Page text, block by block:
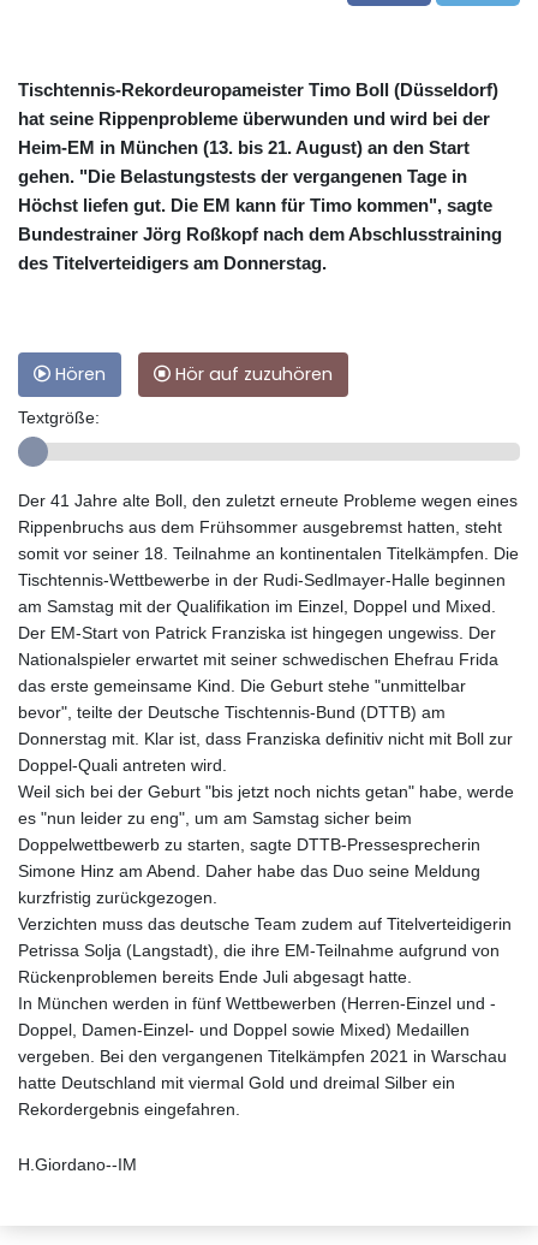
Tischtennis-Rekordeuropameister Timo Boll (Düsseldorf)
hat seine Rippenprobleme überwunden und wird bei der
Heim-EM in München (13. bis 21. August) an den Start
gehen. "Die Belastungstests der vergangenen Tage in
Höchst liefen gut. Die EM kann für Timo kommen", sagte
Bundestrainer Jörg Roßkopf nach dem Abschlusstraining
des Titelverteidigers am Donnerstag.
Hören Hör auf zuzuhören
Textgröße:
Der 41 Jahre alte Boll, den zuletzt erneute Probleme wegen eines
Rippenbruchs aus dem Frühsommer ausgebremst hatten, steht
somit vor seiner 18. Teilnahme an kontinentalen Titelkämpfen. Die
Tischtennis-Wettbewerbe in der Rudi-Sedlmayer-Halle beginnen
am Samstag mit der Qualifikation im Einzel, Doppel und Mixed.
Der EM-Start von Patrick Franziska ist hingegen ungewiss. Der
Nationalspieler erwartet mit seiner schwedischen Ehefrau Frida
das erste gemeinsame Kind. Die Geburt stehe "unmittelbar
bevor", teilte der Deutsche Tischtennis-Bund (DTTB) am
Donnerstag mit. Klar ist, dass Franziska definitiv nicht mit Boll zur
Doppel-Quali antreten wird.
Weil sich bei der Geburt "bis jetzt noch nichts getan" habe, werde
es "nun leider zu eng", um am Samstag sicher beim
Doppelwettbewerb zu starten, sagte DTTB-Pressesprecherin
Simone Hinz am Abend. Daher habe das Duo seine Meldung
kurzfristig zurückgezogen.
Verzichten muss das deutsche Team zudem auf Titelverteidigerin
Petrissa Solja (Langstadt), die ihre EM-Teilnahme aufgrund von
Rückenproblemen bereits Ende Juli abgesagt hatte.
In München werden in fünf Wettbewerben (Herren-Einzel und -
Doppel, Damen-Einzel- und Doppel sowie Mixed) Medaillen
vergeben. Bei den vergangenen Titelkämpfen 2021 in Warschau
hatte Deutschland mit viermal Gold und dreimal Silber ein
Rekordergebnis eingefahren.
H.Giordano--IM